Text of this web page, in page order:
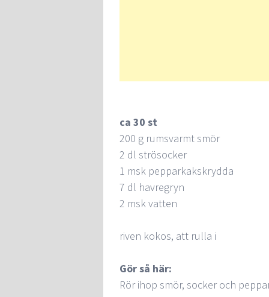
ca 30 st
200 g rumsvarmt smör
2 dl strösocker
1 msk pepparkakskrydda
7 dl havregryn
2 msk vatten
riven kokos, att rulla i
Gör så här:
Rör ihop smör, socker och